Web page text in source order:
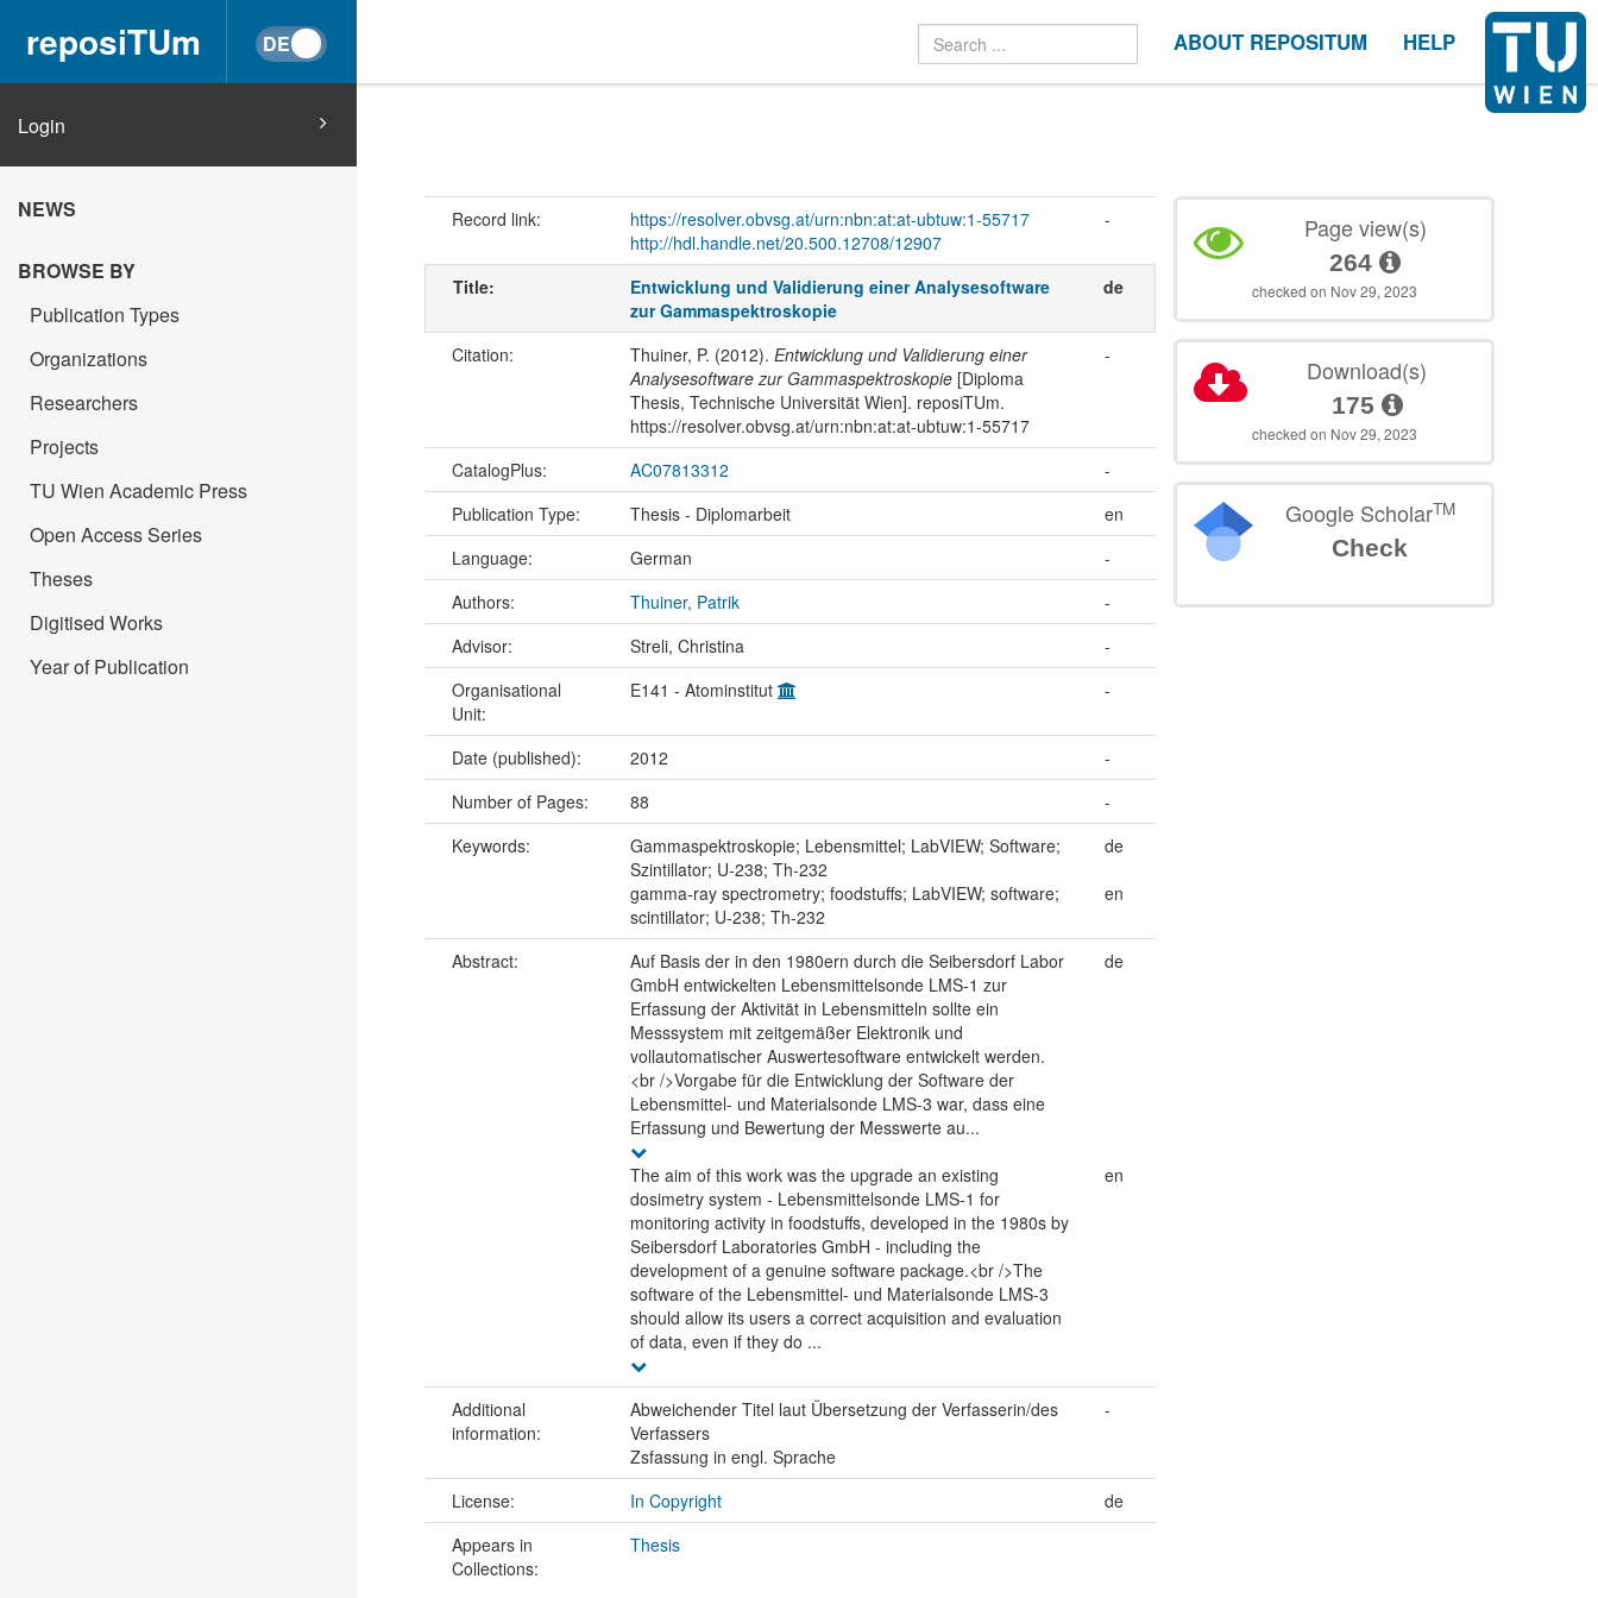
reposiTUm ABOUT REPOSITUM HELP
Login
NEWS
BROWSE BY
Publication Types
Organizations
Researchers
Projects
TU Wien Academic Press
Open Access Series
Theses
Digitised Works
Year of Publication
Record link:
https://resolver.obvsg.at/urn:nbn:at:at-ubtuw:1-55717
http://hdl.handle.net/20.500.12708/12907
-
Title:
Entwicklung und Validierung einer Analysesoftware
zur Gammaspektroskopie
de
Citation: Thuiner, P. (2012). Entwicklung und Validierung einer
Analysesoftware zur Gammaspektroskopie[Diploma
Thesis, Technische Universität Wien]. reposiTUm.
https://resolver.obvsg.at/urn:nbn:at:at-ubtuw:1-55717
-
CatalogPlus: AC07813312
-
Publication Type:
Thesis - Diplomarbeit
en
Language:
German
-
Authors:
Thuiner, Patrik
-
Advisor:
Streli, Christina
-
Organisational
Unit:
E141 - Atominstitut -
Date (published): 2012
-
Number of Pages:
88
-
Keywords:
Gammaspektroskopie; Lebensmittel; LabVIEW; Software;
Szintillator; U-238; Th-232
de
gamma-ray spectrometry; foodstuffs; LabVIEW; software;
scintillator; U-238; Th-232
en
Abstract:
Auf Basis der in den 1980ern durch die Seibersdorf Labor
GmbH entwickelten Lebensmittelsonde LMS-1 zur
Erfassung der Aktivität in Lebensmitteln sollte ein
Messsystem mit zeitgemäßer Elektronik und
vollautomatischer Auswertesoftware entwickelt werden.
<br />Vorgabe für die Entwicklung der Software der
Lebensmittel- und Materialsonde LMS-3 war, dass eine
Erfassung und Bewertung der Messwerte au...
de
The aim of this work was the upgrade an existing
dosimetry system - Lebensmittelsonde LMS-1 for
monitoring activity in foodstuffs, developed in the 1980s by
Seibersdorf Laboratories GmbH - including the
development of a genuine software package.<br />The
software of the Lebensmittel- und Materialsonde LMS-3
should allow its users a correct acquisition and evaluation
of data, even if they do ...
en
Additional
information:
Abweichender Titel laut Übersetzung der Verfasserin/des
Verfassers
Zsfassung in engl. Sprache
-
License: In Copyright
de
Appears in
Collections:
Thesis
Page view(s)
264
checked on Nov 29, 2023
Download(s)
175
checked on Nov 29, 2023
Google ScholarTM
Check